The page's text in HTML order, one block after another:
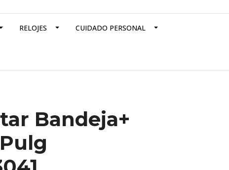
RELOJES CUIDADO PERSONAL
Bandeja+